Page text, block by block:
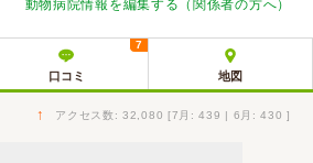
動物病院情報を編集する（関係者の方へ）
口コミ
7
地図
↑ アクセス数: 32,080 [7月: 439 | 6月: 430 ]